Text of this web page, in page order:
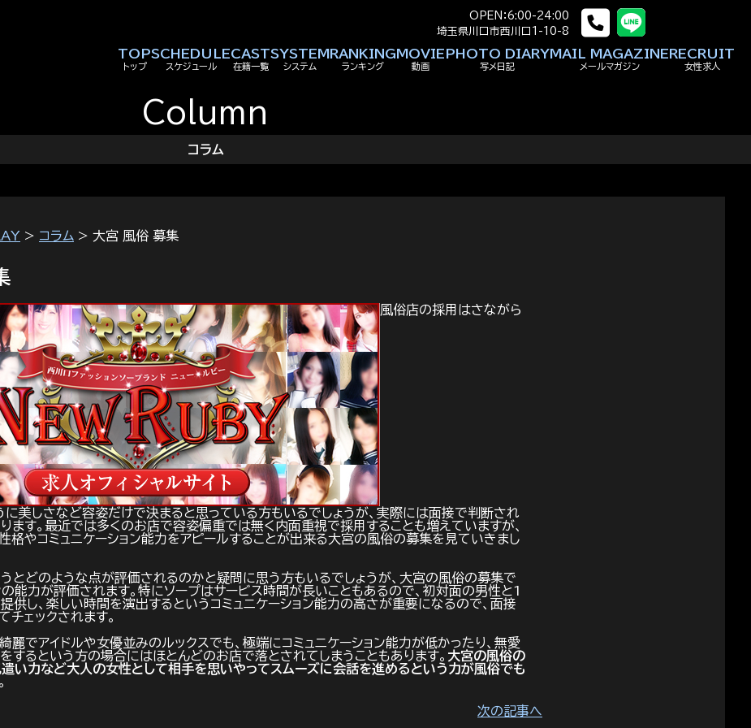
OPEN：6:00-24:00
埼玉県川口市西川口1-10-8
TOP
トップ
SCHEDULE
スケジュール
CAST
在籍一覧
SYSTEM
システム
RANKING
ランキング
MOVIE
動画
PHOTO DIARY
写メ日記
MAIL MAGAZINE
メールマガジン
RECRUIT
女性求人
Column
コラム
> コラム > 大宮 風俗 募集
風俗店の採用はさながら
に美しさなど容姿だけで決まると思っている方もいるでしょうが、実際には面接で判断され
ます。最近では多くのお店で容姿偏重では無く内面重視で採用することも増えていますが、
格やコミュニケーション能力をアピールすることが出来る大宮の風俗の募集を見ていきまし
とどのような点が評価されるのかと疑問に思う方もいるでしょうが、大宮の風俗の募集で
の能力が評価されます。特にソープはサービス時間が長いこともあるので、初対面の男性と1
供し、楽しい時間を演出するというコミュニケーション能力の高さが重要になるので、面接
チェックされます。
麗でアイドルや女優並みのルックスでも、極端にコミュニケーション能力が低かったり、無愛
するという方の場合にはほとんどのお店で落とされてしまうこともあります。 大宮の風俗の
い力など大人の女性として相手を思いやってスムーズに会話を進めるという力が風俗でも
次の記事へ